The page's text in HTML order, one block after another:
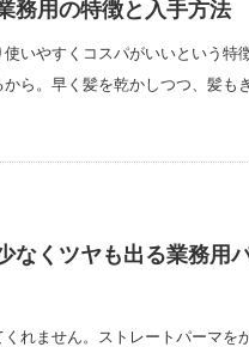
務用の特徴と入手方法
いやすくコスパがいいという特
ら。早く髪を乾かしつつ、髪も
なくツヤも出る業務用
れません。ストレートパーマを